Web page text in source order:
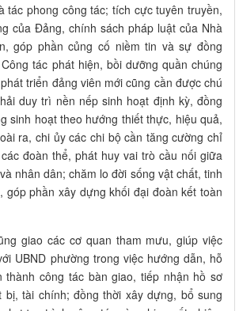
tác phong công tác; tích cực tuyên truyền,
của Đảng, chính sách pháp luật của Nhà
góp phần củng cố niềm tin và sự đồng
tác phát hiện, bồi dưỡng quần chúng
triển đảng viên mới cũng cần được chú
duy trì nền nếp sinh hoạt định kỳ, đồng
sinh hoạt theo hướng thiết thực, hiệu quả,
ra, chi ủy các chi bộ cần tăng cường chỉ
đoàn thể, phát huy vai trò cầu nối giữa
nhân dân; chăm lo đời sống vật chất, tinh
góp phần xây dựng khối đại đoàn kết toàn
giao các cơ quan tham mưu, giúp việc
UBND phường trong việc hướng dẫn, hỗ
thành công tác bàn giao, tiếp nhận hồ sơ
bị, tài chính; đồng thời xây dựng, bổ sung